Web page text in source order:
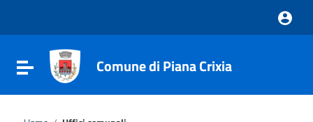
Vai al footer
Attiva / disattiva la navigazione
Comune di Piana Crixia